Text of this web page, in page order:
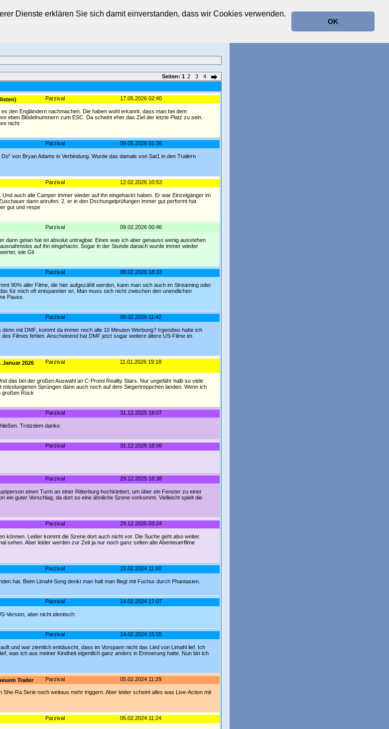
Dienste erklären Sie sich damit einverstanden, dass wir Cookies verwenden.
OK
Seiten: 1 2 3 4
17.05.2026 02:40
Parzival
den Engländern nachmachen. Die haben wohl erkannt, dass man bei dem
eben Blödelnummern zum ESC. Da scheint eher das Ziel der letzte Platz zu sein.
nicht
09.05.2026 01:36
Parzival
von Bryan Adams in Verbindung. Wurde das damals von Sat1 in den Trailern
12.02.2026 10:53
Parzival
auch alle Camper immer wieder auf ihn eingehackt haben. Er war Einzelgänger im
dann anrufen. 2. er in den Dschungelprüfungen immer gut performt hat.
gut und respe
09.02.2026 00:46
Parzival
getan hat ist absolut untragbar. Eines was ich aber genauso wenig ausstehen
auf ihn eingehackt. Sogar in der Stunde danach wurde immer wieder
wie Gil
08.02.2026 18:33
Parzival
90% aller Filme, die hier aufgezählt werden, kann man sich auch im Streaming oder
für mich oft entspannter ist. Man muss sich nicht zwischen den unendlichen
Pause.
08.02.2026 11:42
Parzival
mit DMF, kommt da immer noch alle 10 Minuten Werbung? Irgendwo hatte ich
Filmes fehlen. Anscheinend hat DMF jetzt sogar weitere ältere US-Filme im
11.01.2026 19:18
Parzival
2026
das bei der großen Auswahl an C-Promi Reality Stars. Nur ungefähr halb so viele
Sprüngen dann auch noch auf dem Siegertreppchen landen. Wenn ich
großen Rück
31.12.2025 18:07
Parzival
Trotzdem danke.
31.12.2025 18:06
Parzival
29.12.2025 18:38
Parzival
einen Turm an einer Ritterburg hochklettert, um über ein Fenster zu einer
ein guter Vorschlag, da dort so eine ähnliche Szene vorkommt. Vielleicht spielt die
29.12.2025 03:24
Parzival
können. Leider kommt die Szene dort auch nicht vor. Die Suche geht also weiter.
sehen. Aber leider werden zur Zeit ja nur noch ganz selten alte Abenteuerfilme
15.02.2024 11:00
Parzival
hat. Beim Limahl-Song denkt man halt man fliegt mit Fuchur durch Phantasien.
14.02.2024 17:07
Parzival
Version, aber nicht identisch:
14.02.2024 15:55
Parzival
und war ziemlich enttäuscht, dass im Vorspann nicht das Lied von Limahl lief. Ich
was ich aus meiner Kindheit eigentlich ganz anders in Erinnerung hatte. Nun bin ich
05.02.2024 11:29
Parzival
Trailer
Ra Serie noch weitaus mehr triggern. Aber leider scheint alles was Live-Action mit
05.02.2024 11:24
Parzival